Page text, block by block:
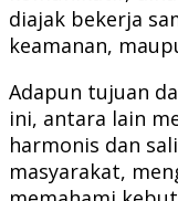
diajak bekerja
keamanan,
Adapun tujuan
ini, antara lain
harmonis dan
masyarakat,